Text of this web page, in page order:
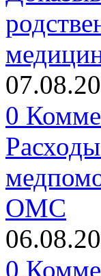
0
ОМС
0